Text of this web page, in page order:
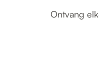
Ontvang